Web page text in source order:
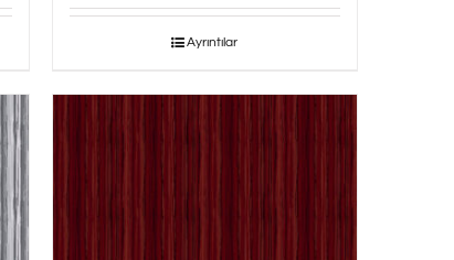
Ayrıntılar